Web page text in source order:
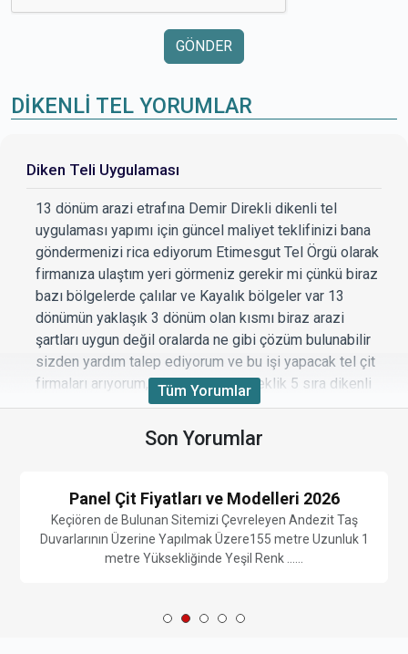
GÖNDER
DİKENLİ TEL YORUMLAR
Tüm Yorumlar
Diken Teli Uygulaması
13 dönüm arazi etrafına Demir Direkli dikenli tel
uygulaması yapımı için güncel maliyet teklifinizi bana
göndermenizi rica ediyorum Etimesgut Tel Örgü olarak
firmanıza ulaştım yeri görmeniz gerekir mi çünkü biraz
bazı bölgelerde çalılar ve Kayalık bölgeler var 13
dönümün yaklaşık 3 dönüm olan kısmı biraz arazi
şartları uygun değil oralarda ne gibi çözüm bulunabilir
sizden yardım talep ediyorum ve bu işi yapacak tel çit
firmaları arıyorum, 150 santim yükseklik 5 sıra dikenli
tel 2 sıra çapraz dikenli tel çekimi yapılacak örgütel
istemiyorum maliyetleri bütçemi çok çok aşıyor
Dikenli tel örgü fiyatları
alanımız 6 dönüm tarladır. Tarlamıza ekim yapacağız
Son Yorumlar
Panel Çit Fiyatları ve Modelleri 2026
Keçiören de Bulunan Sitemizi Çevreleyen Andezit Taş
Duvarlarının Üzerine Yapılmak Üzere155 metre Uzunluk 1
metre Yüksekliğinde Yeşil Renk ......